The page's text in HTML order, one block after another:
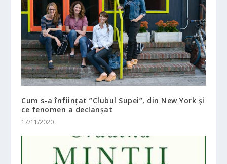
Cum s-a înființat ”Clubul Supei”, din New York și
ce fenomen a declanșat
17/11/2020